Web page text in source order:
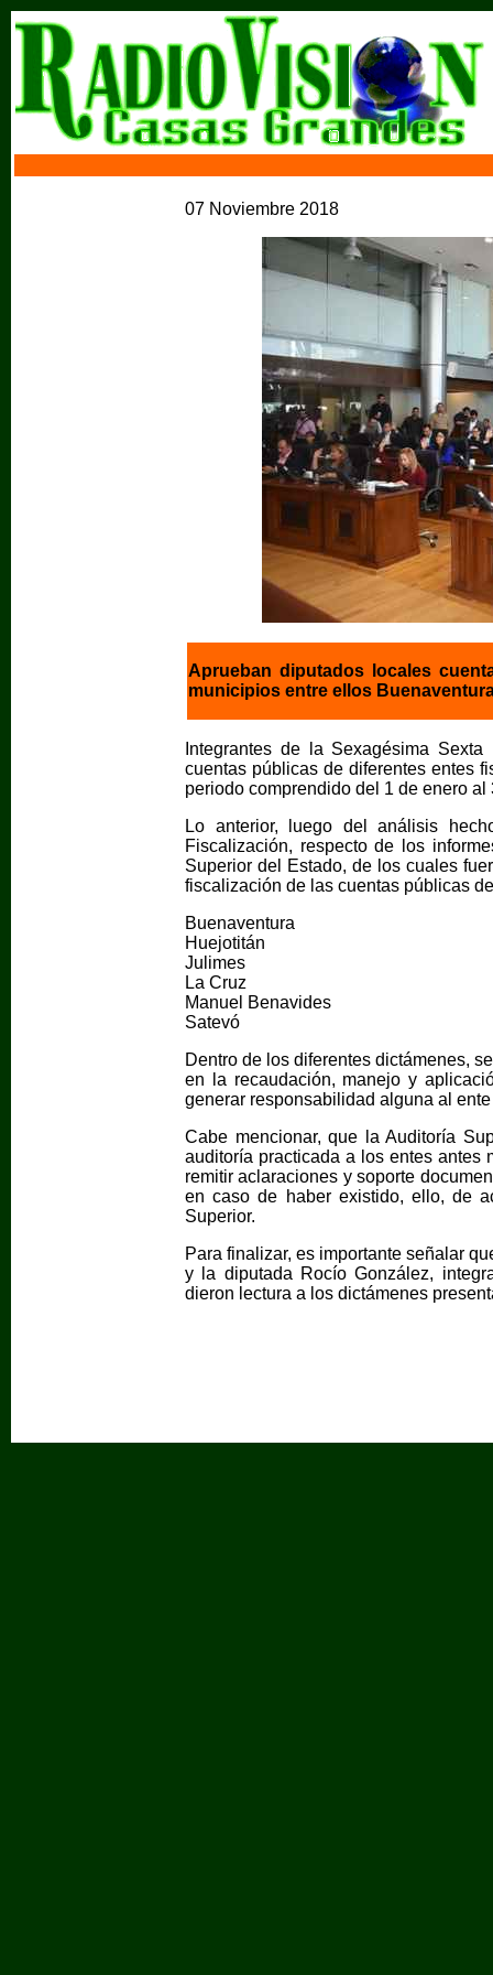
07 Noviembre 2018
Aprueban diputados locales
municipios entre ellos
Integrantes de la Sexagésima
cuentas públicas de diferentes entes
periodo comprendido del 1 de enero
Lo anterior, luego del análisis
Fiscalización, respecto de los
Superior del Estado, de los cuales
fiscalización de las cuentas públicas
Buenaventura
Huejotitán
Julimes
La Cruz
Manuel Benavides
Satevó
Dentro de los diferentes dictámenes,
en la recaudación, manejo y
generar responsabilidad alguna al
Cabe mencionar, que la Auditoría
auditoría practicada a los entes antes
remitir aclaraciones y soporte
en caso de haber existido, ello, de
Superior.
Para finalizar, es importante señalar
y la diputada Rocío González,
dieron lectura a los dictámenes